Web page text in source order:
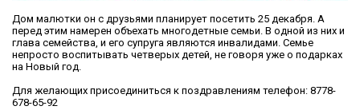
Дом малютки он с друзьями планирует посетить 25 декабря. А
перед этим намерен объехать многодетные семьи. В одной из них и
глава семейства, и его супруга являются инвалидами. Семье
непросто воспитывать четверых детей, не говоря уже о подарках
на Новый год.
Для желающих присоединиться к поздравлениям телефон: 8778-
678-65-92